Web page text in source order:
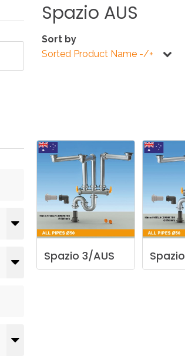
KÜCHE
BEHINDERTE
Spazio AUS
Sort by
Sorted Product Name -/+
Spazio 3/AUS Spazio